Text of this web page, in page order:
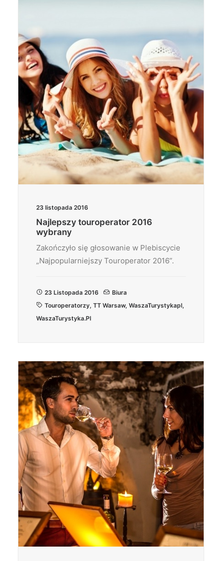
23 listopada 2016
Najlepszy touroperator 2016
wybrany
Zakończyło się głosowanie w Plebiscycie
„Najpopularniejszy Touroperator 2016”.
23 Listopada 2016
Biura
Touroperatorzy, TT Warsaw, WaszaTurystykapl,
WaszaTurystyka.pl